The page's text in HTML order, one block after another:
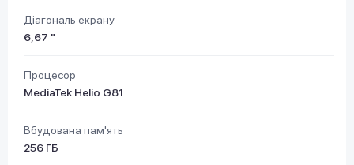
Діагональ екрану
6,67 "
Процесор
MediaTek Helio G81
Вбудована пам'ять
256 ГБ